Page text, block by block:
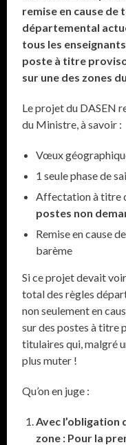
remise en cause de
départemental
tous les
poste à titre
sur une des zones
Le projet du DASEN
du Ministre, à savoir :
Vœux
1 seule phase de
Affectation à titre
postes non
Remise en cause
barème
Si ce projet devait
total des règles
non seulement en
sur des postes à titre
titulaires qui, malgré
plus muter !
Qu’on en juge :
Avec l’obligation
zone : Pour la